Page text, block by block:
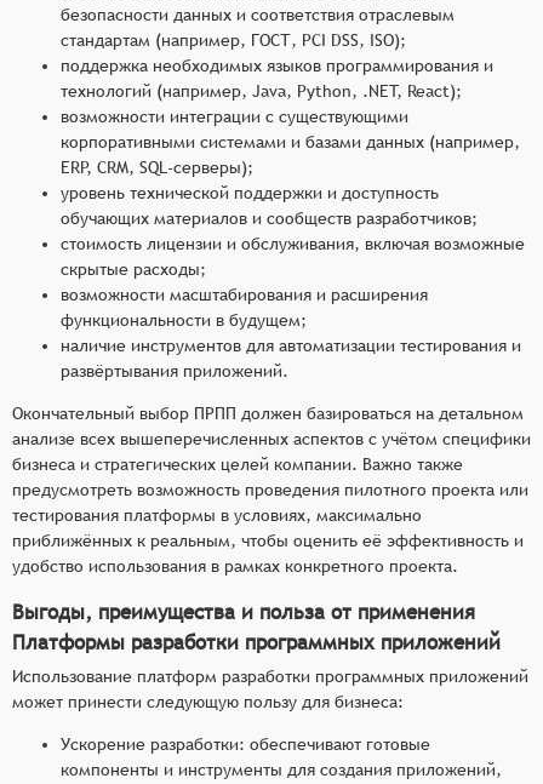
безопасности данных и соответствия отраслевым
стандартам (например, ГОСТ, PCI DSS, ISO);
поддержка необходимых языков программирования и
технологий (например, Java, Python, .NET, React);
возможности интеграции с существующими
корпоративными системами и базами данных (например,
ERP, CRM, SQL-серверы);
уровень технической поддержки и доступность
обучающих материалов и сообществ разработчиков;
стоимость лицензии и обслуживания, включая возможные
скрытые расходы;
возможности масштабирования и расширения
функциональности в будущем;
наличие инструментов для автоматизации тестирования и
развёртывания приложений.
Окончательный выбор ПРПП должен базироваться на детальном
анализе всех вышеперечисленных аспектов с учётом специфики
бизнеса и стратегических целей компании. Важно также
предусмотреть возможность проведения пилотного проекта или
тестирования платформы в условиях, максимально
приближённых к реальным, чтобы оценить её эффективность и
удобство использования в рамках конкретного проекта.
Выгоды, преимущества и польза от применения
Платформы разработки программных приложений
Использование платформ разработки программных приложений
может принести следующую пользу для бизнеса:
Ускорение разработки: обеспечивают готовые
компоненты и инструменты для создания приложений,